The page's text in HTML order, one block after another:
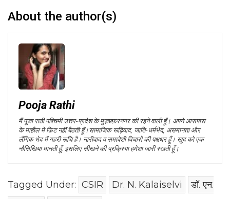
About the author(s)
Pooja Rathi
मैं पूजा राठी पश्चिमी उत्तर-प्रदेश के मुज़फ़्फ़रनगर की रहने वाली हूँ। अपने आसपास
के माहौल मे फ़िट नहीं बैठती हूँ।सामाजिक रूढ़िवाद, जाति-धर्मभेद, असमानता और
लैंगिक भेद में गहरी रूचि है। नारीवाद व समावेशी विचारों की पक्षधर हूँ। खुद को एक
नौसिखिया मानती हूँ, इसलिए सीखने की प्रक्रिया हमेशा जारी रखती हूँ।
Tagged Under: CSIR Dr. N. Kalaiselvi
डॉ. एन.